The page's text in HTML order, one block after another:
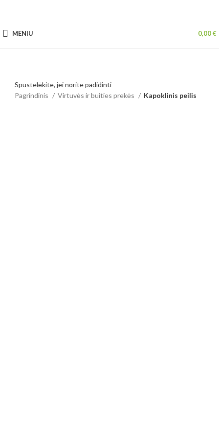
MENIU 0,00€
Spustelėkite, jei norite padidinti
Pagrindinis
Virtuvės ir buities prekės Kapoklinis peilis